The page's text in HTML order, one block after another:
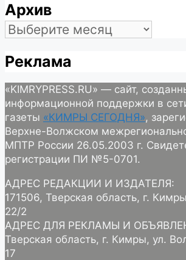
Архив
Архив
Реклама
«KIMRYPRESS.RU» — сайт,
информационной поддержки в
газеты «КИМРЫ СЕГОДНЯ»,
Верхне-Волжском
МПТР России 26.05.2003 г.
регистрации ПИ №5-0701.
АДРЕС РЕДАКЦИИ И ИЗДАТЕЛЯ:
171506, Тверская область, г.
22/2
АДРЕС ДЛЯ РЕКЛАМЫ И
Тверская область, г. Кимры, ул.
17